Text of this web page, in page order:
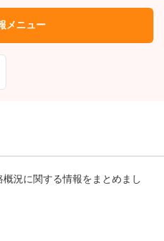
メニュー
況に関する情報をまとめまし